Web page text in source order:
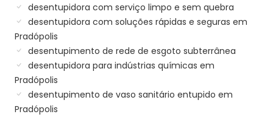
desentupidora com serviço limpo e sem quebra
desentupidora com soluções rápidas e seguras em
Pradópolis
desentupimento de rede de esgoto subterrânea
desentupidora para indústrias químicas em
Pradópolis
desentupimento de vaso sanitário entupido em
Pradópolis